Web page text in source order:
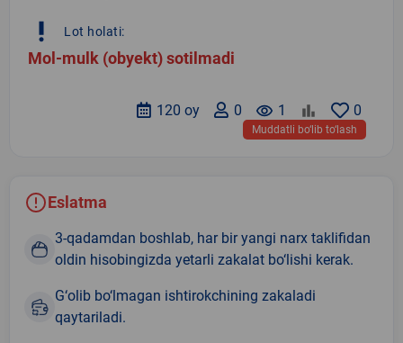
priority_high Lot holati:
Mol-mulk (obyekt) sotilmadi
0
remove_red_eye 1
0
120 oy
Muddatli bo‘lib to‘lash
Eslatma
3-qadamdan boshlab, har bir yangi narx taklifidan
oldin hisobingizda yetarli zakalat bo‘lishi kerak.
G‘olib bo‘lmagan ishtirokchining zakaladi
qaytariladi.